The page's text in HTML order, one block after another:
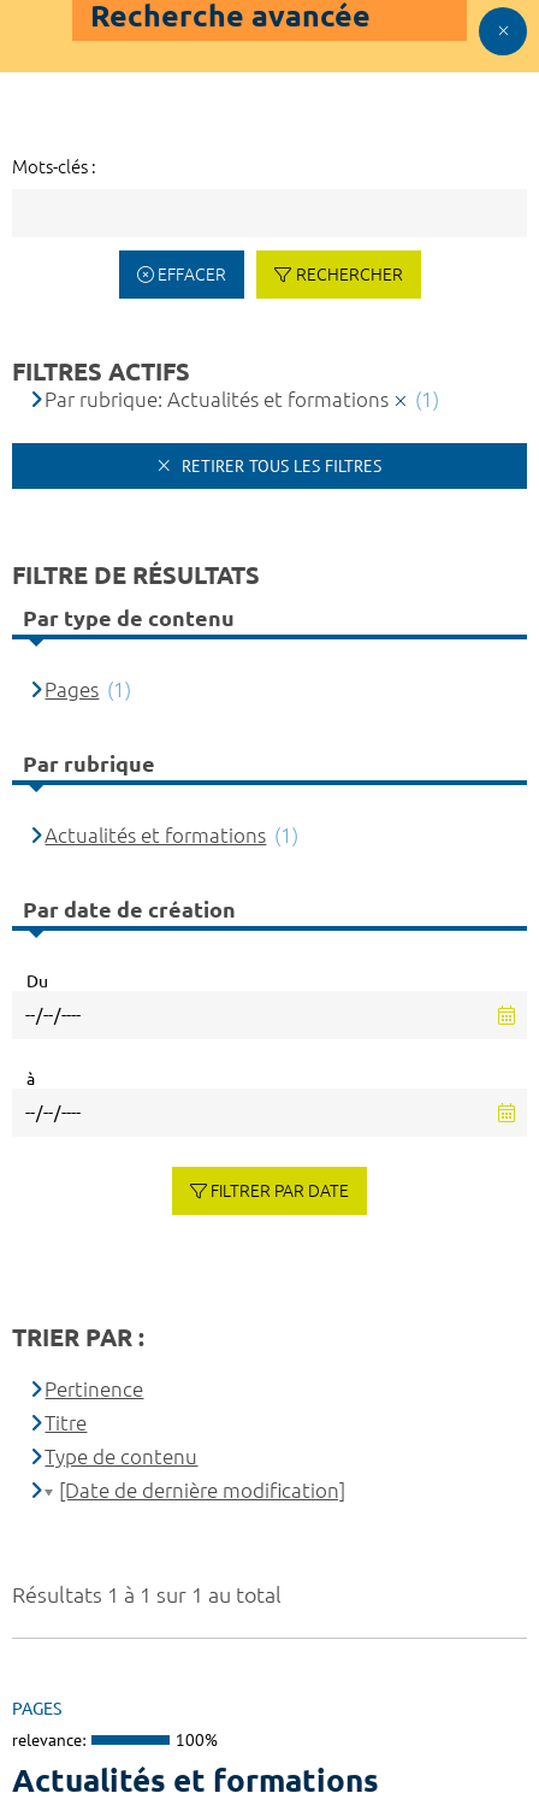
Recherche avancée
Mots-clés :
EFFACER RECHERCHER
Résultats 1 à 1 sur 1 au total
PAGES
relevance: 100%
Actualités et formations
FILTRES ACTIFS
Par rubrique: Actualités et formations (1)
RETIRER TOUS LES FILTRES
FILTRE DE RÉSULTATS
Par type de contenu
Pages (1)
Par rubrique
Actualités et formations (1)
Par date de création
Du
à
FILTRER PAR DATE
TRIER PAR :
Pertinence
Titre
Type de contenu
[Date de dernière modification]